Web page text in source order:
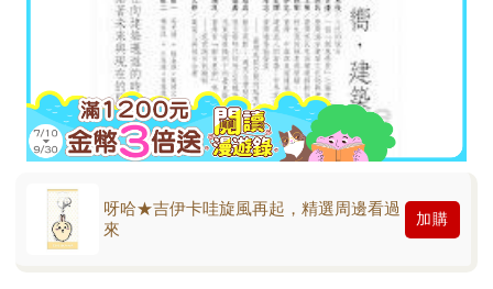
呀哈★吉伊卡哇旋風再起，精選周邊看過
來
加購